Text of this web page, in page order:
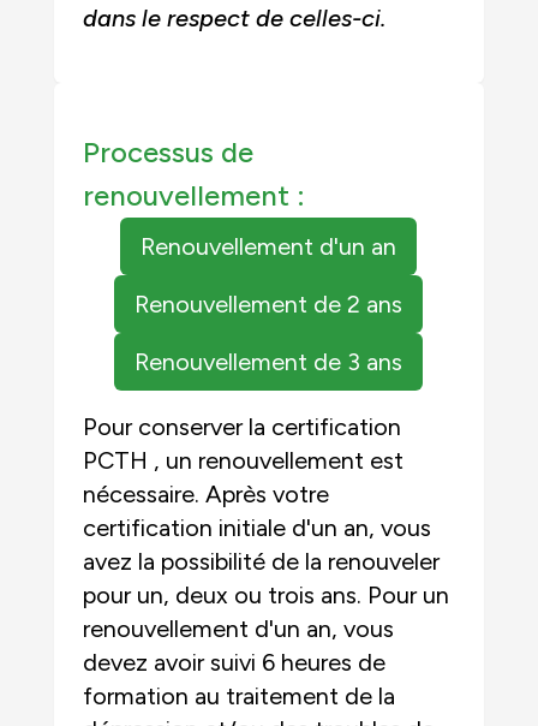
dans le respect de celles-ci.
Processus de
renouvellement :
Renouvellement d'un an
Renouvellement de 2 ans
Renouvellement de 3 ans
Pour conserver la certification
PCTH , un renouvellement est
nécessaire. Après votre
certification initiale d'un an, vous
avez la possibilité de la renouveler
pour un, deux ou trois ans. Pour un
renouvellement d'un an, vous
devez avoir suivi 6 heures de
formation au traitement de la